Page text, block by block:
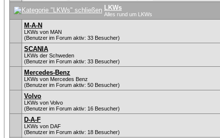
LKWs
Alles rund um LKWs
M-A-N
LKWs von MAN
(Benutzer im Forum aktiv: 33 Besucher)
SCANIA
LKWs der Schweden
(Benutzer im Forum aktiv: 33 Besucher)
Mercedes-Benz
LKWs von Mercedes Benz
(Benutzer im Forum aktiv: 50 Besucher)
Volvo
LKWs von Volvo
(Benutzer im Forum aktiv: 16 Besucher)
D-A-F
LKWs von DAF
(Benutzer im Forum aktiv: 18 Besucher)